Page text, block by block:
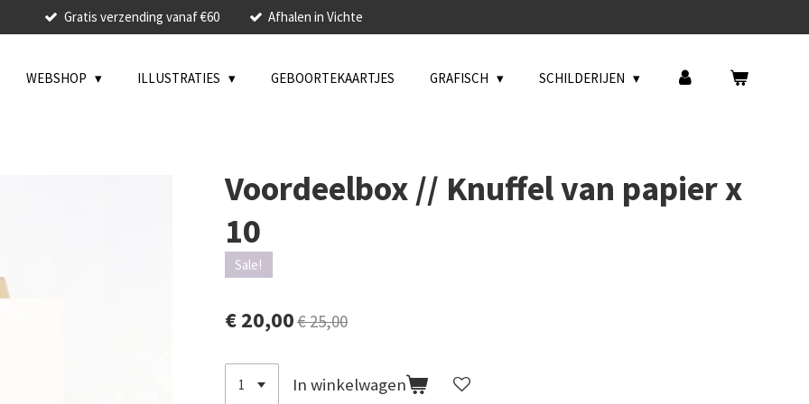
Gratis verzending vanaf €60 Afhalen in Vichte
WEBSHOP ILLUSTRATIES GEBOORTEKAARTJES GRAFISCH SCHILDERIJEN
Voordeelbox // Knuffel van papier x
10
Sale!
€ 20,00€ 25,00
In winkelwagen